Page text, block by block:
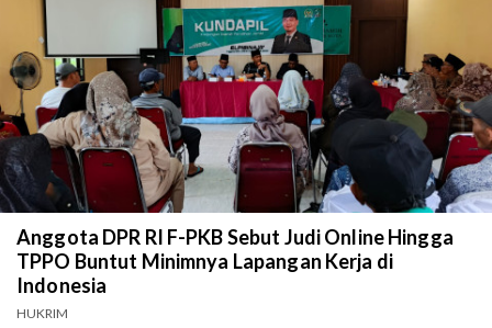
Anggota DPR RI F-PKB Sebut Judi Online Hingga
TPPO Buntut Minimnya Lapangan Kerja di
Indonesia
HUKRIM